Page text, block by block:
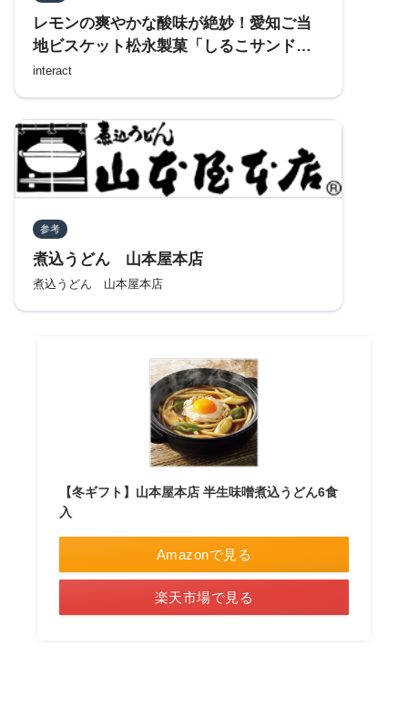
レモンの爽やかな酸味が絶妙！愛知ご当
地ビスケット松永製菓「しるこサンド檸
檬」レビュー
interact
参考
煮込うどん 山本屋本店
煮込うどん 山本屋本店
【冬ギフト】山本屋本店 半生味噌煮込うどん6食
入
Amazonで見る
楽天市場で見る